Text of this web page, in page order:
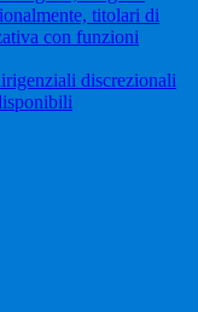
titolari di
con funzioni
discrezionali